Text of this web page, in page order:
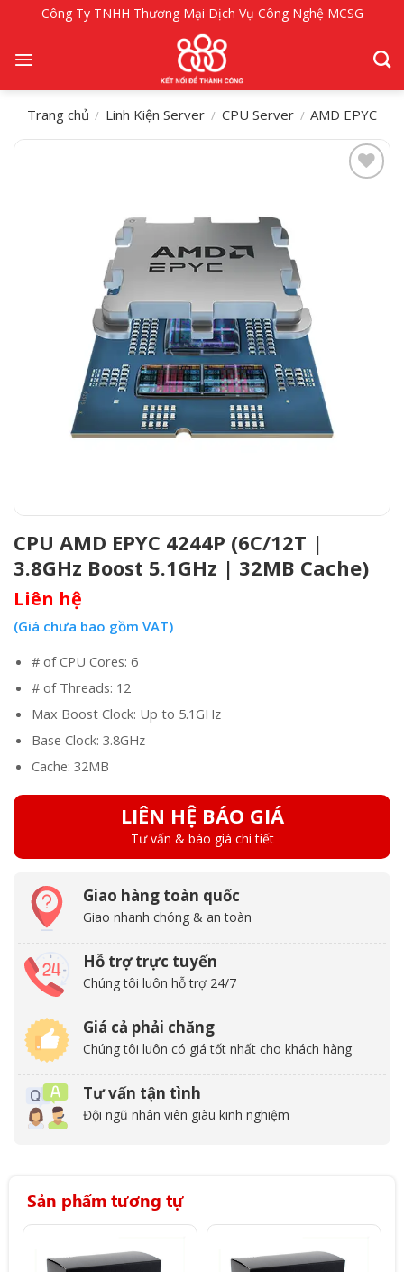
nội
Công Ty TNHH Thương Mại Dịch Vụ Công Nghệ MCSG
Trang chủ / Linh Kiện Server / CPU Server / AMD EPYC
CPU AMD EPYC 4244P (6C/12T |
3.8GHz Boost 5.1GHz | 32MB Cache)
Liên hệ
(Giá chưa bao gồm VAT)
# of CPU Cores: 6
# of Threads: 12
Max Boost Clock: Up to 5.1GHz
Base Clock: 3.8GHz
Cache: 32MB
LIÊN HỆ BÁO GIÁ
Tư vấn & báo giá chi tiết
Giao hàng toàn quốc
Giao nhanh chóng & an toàn
Hỗ trợ trực tuyến
Chúng tôi luôn hỗ trợ 24/7
Giá cả phải chăng
Chúng tôi luôn có giá tốt nhất cho khách hàng
Tư vấn tận tình
Đội ngũ nhân viên giàu kinh nghiệm
Sản phẩm tương tự